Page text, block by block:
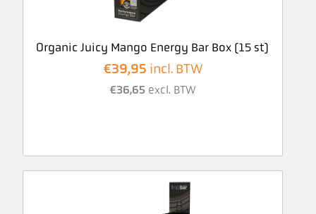
Organic Juicy Mango Energy Bar Box (15 st)
€39,95 incl. BTW
€36,65 excl. BTW